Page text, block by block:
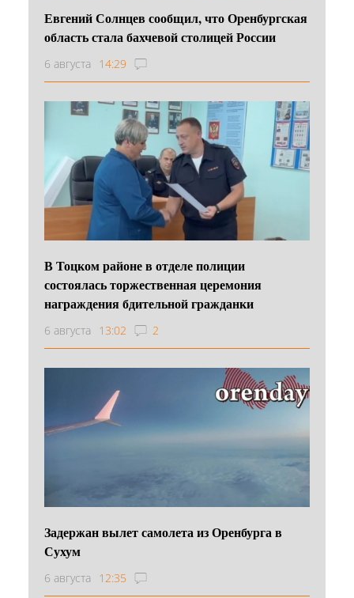
Евгений Солнцев сообщил, что Оренбургская
область стала бахчевой столицей России
6 августа 14:29
В Тоцком районе в отделе полиции
состоялась торжественная церемония
награждения бдительной гражданки
6 августа 13:02 2
Задержан вылет самолета из Оренбурга в
Сухум
6 августа 12:35